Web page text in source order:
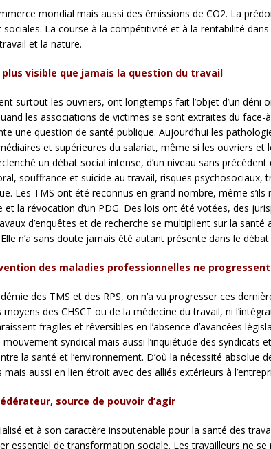
mondial mais aussi des émissions de CO2. La
sociales. La course à la compétitivité et à la rentabilité
et la nature.
visible que jamais la question du travail
surtout les ouvriers, ont longtemps fait l’objet d’un déni
les associations de victimes se sont extraites du
une question de santé publique. Aujourd’hui les
et supérieures du salariat, même si les ouvriers et
un débat social intense, d’un niveau sans
souffrance et suicide au travail, risques psychosociaux,
Les TMS ont été reconnus en grand nombre, même s’ils
la révocation d’un PDG. Des lois ont été votées, des
d’enquêtes et de recherche se multiplient sur la
n’a sans doute jamais été autant présente dans le
des maladies professionnelles ne
des TMS et des RPS, on n’a vu progresser ces
des CHSCT ou de la médecine du travail, ni
fragiles et réversibles en l’absence d’avancées
syndical mais aussi l’inquiétude des syndicats
la santé et l’environnement. D’où la nécessité absolue
aussi en lien étroit avec des alliés extérieurs à
source de pouvoir d’agir
et à son caractère insoutenable pour la santé des
essentiel de transformation sociale. Les travailleurs ne